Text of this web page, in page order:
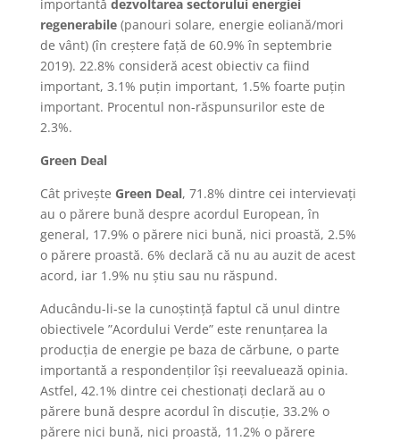
importantă dezvoltarea sectorului energiei
regenerabile(panouri solare, energie eoliană/mori
de vânt) (în creștere față de 60.9% în septembrie
2019). 22.8% consideră acest obiectiv ca fiind
important, 3.1% puțin important, 1.5% foarte puțin
important. Procentul non-răspunsurilor este de
2.3%.
Green Deal
Cât privește Green Deal, 71.8% dintre cei intervievați
au o părere bună despre acordul European, în
general, 17.9% o părere nici bună, nici proastă, 2.5%
o părere proastă. 6% declară că nu au auzit de acest
acord, iar 1.9% nu știu sau nu răspund.
Aducându-li-se la cunoștință faptul că unul dintre
obiectivele ”Acordului Verde” este renunțarea la
producția de energie pe baza de cărbune, o parte
importantă a respondenților își reevaluează opinia.
Astfel, 42.1% dintre cei chestionați declară au o
părere bună despre acordul în discuție, 33.2% o
părere nici bună, nici proastă, 11.2% o părere